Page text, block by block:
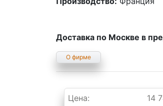
Доставка по Москве в
О фирме
Цена: 14